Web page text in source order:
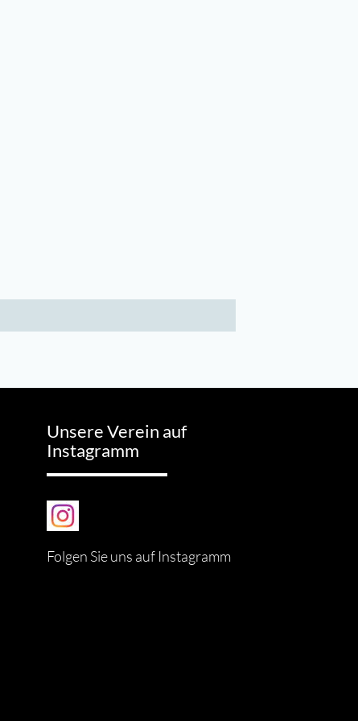
Unsere Verein auf
Instagramm
Folgen Sie uns auf Instagramm